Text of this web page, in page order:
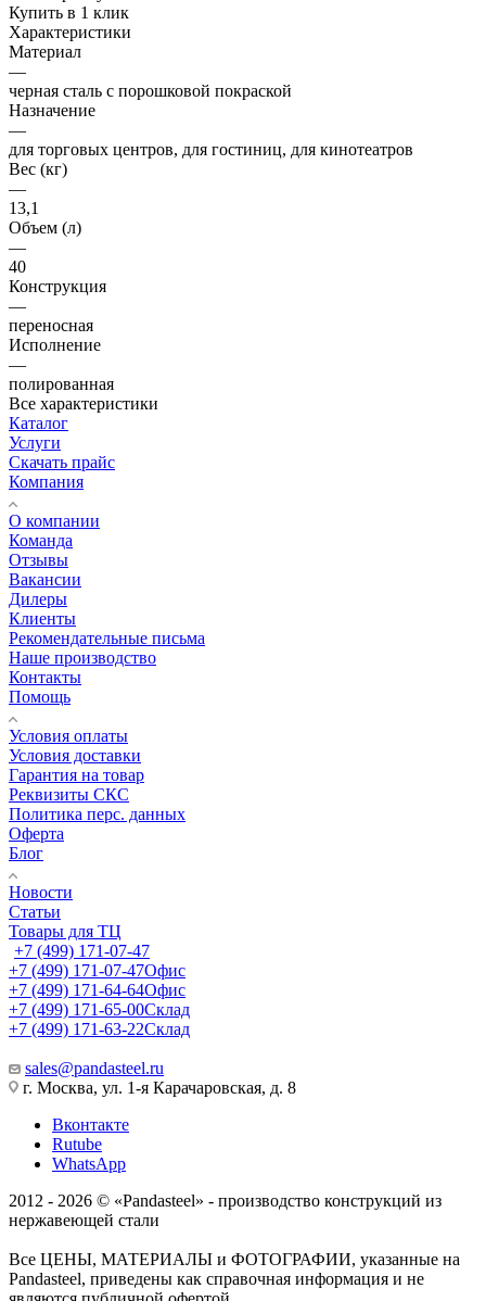
Купить в 1 клик
Характеристики
Материал
—
черная сталь с порошковой покраской
Назначение
—
для торговых центров, для гостиниц, для кинотеатров
Вес (кг)
—
13,1
Объем (л)
—
40
Конструкция
—
переносная
Исполнение
—
полированная
Все характеристики
Каталог
Услуги
Скачать прайс
Компания
О компании
Команда
Отзывы
Вакансии
Дилеры
Клиенты
Рекомендательные письма
Наше производство
Контакты
Помощь
Условия оплаты
Условия доставки
Гарантия на товар
Реквизиты СКС
Политика перс. данных
Оферта
Блог
Новости
Статьи
Товары для ТЦ
+7 (499) 171-07-47
+7 (499) 171-07-47Офис
+7 (499) 171-64-64Офис
+7 (499) 171-65-00Склад
+7 (499) 171-63-22Склад
sales@pandasteel.ru
г. Москва, ул. 1-я Карачаровская, д. 8
Вконтакте
Rutube
WhatsApp
2012 - 2026 © «Pandasteel» - производство конструкций из
нержавеющей стали
Все ЦЕНЫ, МАТЕРИАЛЫ и ФОТОГРАФИИ, указанные на
Pandasteel, приведены как справочная информация и не